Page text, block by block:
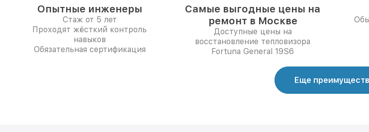
Опытные инженеры
Стаж от 5 лет
Проходят жёсткий контроль
навыков
Обязательная сертификация
Самые выгодные цены на
ремонт в Москве
Доступные цены на
восстановление тепловизора
Fortuna General 19S6
Еще